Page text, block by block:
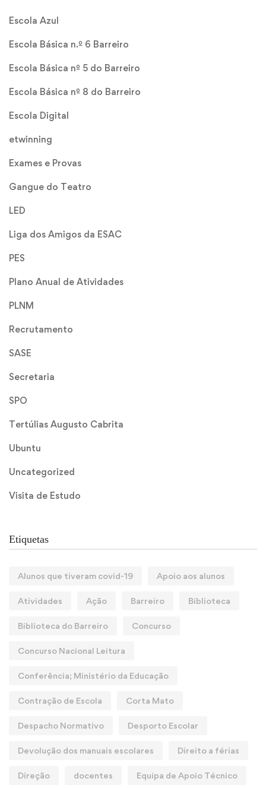
Escola Azul
Escola Básica n.º 6 Barreiro
Escola Básica nº 5 do Barreiro
Escola Básica nº 8 do Barreiro
Escola Digital
etwinning
Exames e Provas
Gangue do Teatro
LED
Liga dos Amigos da ESAC
PES
Plano Anual de Atividades
PLNM
Recrutamento
SASE
Secretaria
SPO
Tertúlias Augusto Cabrita
Ubuntu
Uncategorized
Visita de Estudo
Etiquetas
Alunos que tiveram covid-19 Apoio aos alunos
Atividades Ação Barreiro Biblioteca
Biblioteca do Barreiro Concurso
Concurso Nacional Leitura
Conferência; Ministério da Educação
Contração de Escola Corta Mato
Despacho Normativo Desporto Escolar
Devolução dos manuais escolares Direito a férias
Direção docentes Equipa de Apoio Técnico